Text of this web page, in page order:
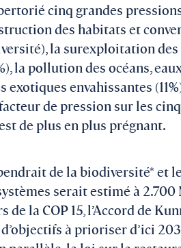
cinq grandes
des habitats et
la surexploitation des
la pollution des océans,
envahissantes
de pression sur les
de plus en plus prégnant.
de la biodiversité* et
serait estimé à 2.700
la COP 15, l’Accord de
à prioriser d’ici